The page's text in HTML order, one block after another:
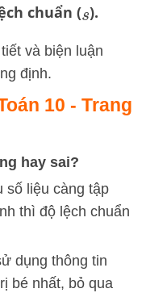
chuẩn (s).
và biện luận
định.
10 - Trang
hay sai?
số liệu càng tập
thì độ lệch chuẩn
dụng thông tin
bé nhất, bỏ qua